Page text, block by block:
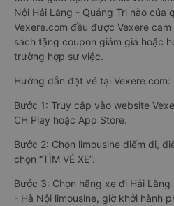
Nội Hải Lăng - Quảng Trị nào của
Vexere.com đều được Vexere
sách tặng coupon giảm giá hoặc
trường hợp sự việc.
Hướng dẫn đặt vé tại Vexere.com:
Bước 1: Truy cập vào website
CH Play hoặc App Store.
Bước 2: Chọn limousine điểm đi,
chọn “TÌM VÉ XE”.
Bước 3: Chọn hãng xe đi Hải
- Hà Nội limousine, giờ khởi hành